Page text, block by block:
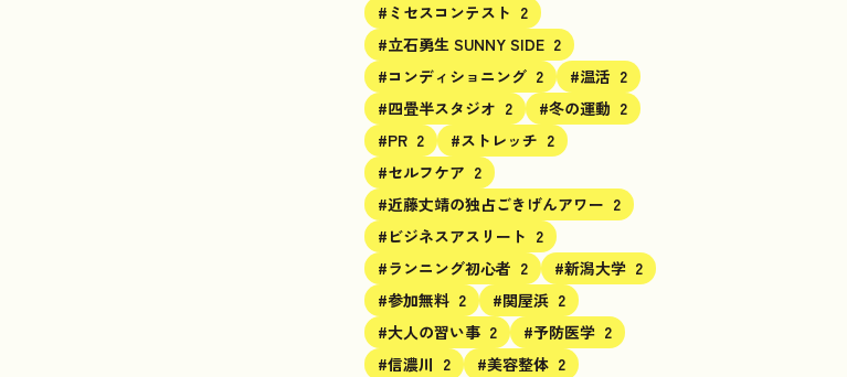
#ミセスコンテスト 2
#立石勇生 SUNNY SIDE 2
#コンディショニング 2 #温活 2
#四畳半スタジオ 2 #冬の運動 2
#PR 2 #ストレッチ 2
#セルフケア 2
#近藤丈靖の独占ごきげんアワー 2
#ビジネスアスリート 2
#ランニング初心者 2 #新潟大学 2
#参加無料 2 #関屋浜 2
#大人の習い事 2 #予防医学 2
#信濃川 2 #美容整体 2